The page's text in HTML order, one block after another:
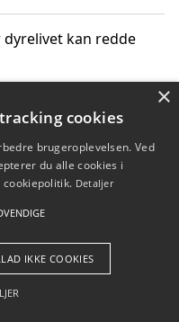
kan redde
støtte bevarelsen
Aps
Betingelser
×
cookies
brugeroplevelsen. Ved
du alle cookies i
Detaljer
IKKE COOKIES